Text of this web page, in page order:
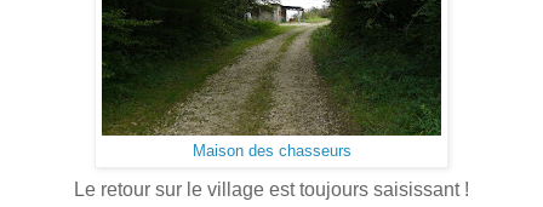
Maison des chasseurs
Le retour sur le village est toujours saisissant !